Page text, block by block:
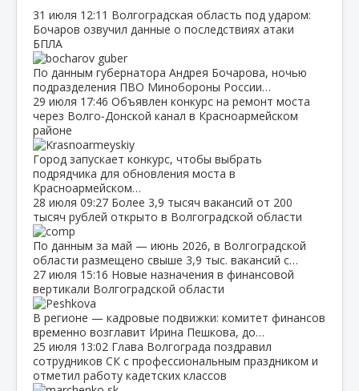
31 июля 12:11 Волгоградская область под ударом:
Бочаров озвучил данные о последствиях атаки
БПЛА
По данным губернатора Андрея Бочарова, ночью
подразделения ПВО Минобороны России…
29 июля 17:46 Объявлен конкурс на ремонт моста
через Волго‑Донской канал в Красноармейском
районе
Город запускает конкурс, чтобы выбрать
подрядчика для обновления моста в
Красноармейском…
28 июля 09:27 Более 3,9 тысяч вакансий от 200
тысяч рублей открыто в Волгоградской области
По данным за май — июнь 2026, в Волгоградской
области размещено свыше 3,9 тыс. вакансий с…
27 июля 15:16 Новые назначения в финансовой
вертикали Волгоградской области
В регионе — кадровые подвижки: комитет финансов
временно возглавит Ирина Пешкова, до…
25 июля 13:02 Глава Волгограда поздравил
сотрудников СК с профессиональным праздником и
отметил работу кадетских классов